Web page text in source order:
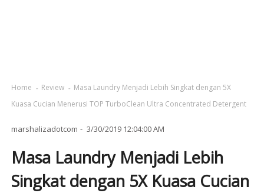
Home Review
Masa Laundry Menjadi Lebih Singkat dengan 5X
Kuasa Cucian Menerusi TOP TurboClean Ultra Concentrated Detergent
marshalizadotcom 3/30/2019 12:04:00 AM
Masa Laundry Menjadi Lebih
Singkat dengan 5X Kuasa Cucian